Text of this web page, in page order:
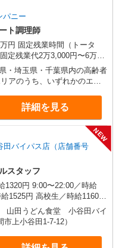
ニー
ト調理師
円 固定残業時間（トータ
定残業代2万3,000円〜6万
前職給与
賞与年2回
・埼玉県・千葉県内の高齢者
希望を考慮して決定いたし
京エリア
、府中市、調布市、狛江市
…川崎市、横浜市青葉区
千葉市緑区、船橋市、市原
大宮区、所沢市、入間
朝霞市
詳細を見る
バイパス店（店舗番号
NEW
スタッフ
1320円 9:00〜22:00／時給
ップ！（9時〜22時）
山田うどん食堂 小谷田バイ
上小谷田1-7-12）